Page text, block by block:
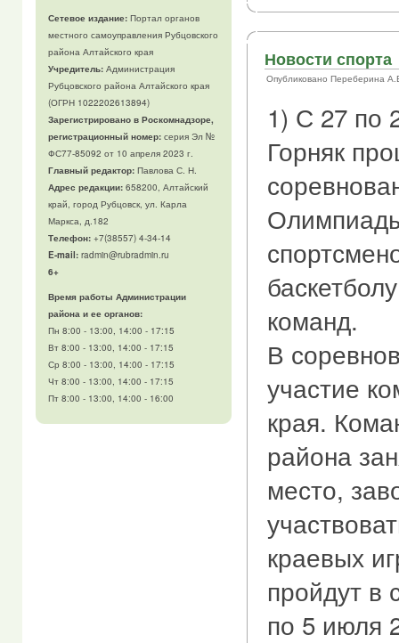
Сетевое издание:Портал органов
местного самоуправления Рубцовского
района Алтайского края
Учредитель:Администрация
Рубцовского района Алтайского края
(ОГРН 1022202613894)
Зарегистрировано в Роскомнадзоре,
регистрационный номер:серия Эл №
ФС77-85092 от 10 апреля 2023 г.
Главный редактор:Павлова С. Н.
Адрес редакции:658200, Алтайский
край, город Рубцовск, ул. Карла
Маркса, д.182
Телефон:+7(38557) 4-34-14
E-mail:radmin@rubradmin.ru
6+
Время работы Администрации
района и ее органов:
Пн 8:00 - 13:00, 14:00 - 17:15
Вт 8:00 - 13:00, 14:00 - 17:15
Ср 8:00 - 13:00, 14:00 - 17:15
Чт 8:00 - 13:00, 14:00 - 17:15
Пт 8:00 - 13:00, 14:00 - 16:00
Новости спорта
Опубликовано Переберина
1) С 27 по
Горняк
команд.
В
участие
края.
района
место,
краевых
пройдут в
по 5 июля